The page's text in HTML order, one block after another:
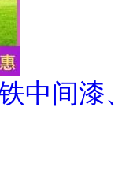
中间漆、